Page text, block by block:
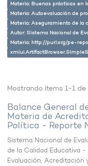
Materia: Buenas prácticas en
Materia: Autoevaluación de
Materia: Aseguramiento de la
Autor: Sistema Nacional de
Materia: http://purl.org/pe-
Mostrando ítems 1-1 de
Balance General
Materia de
Política - Reporte
Sistema Nacional de
de la Calidad Educativa -
Evaluación,